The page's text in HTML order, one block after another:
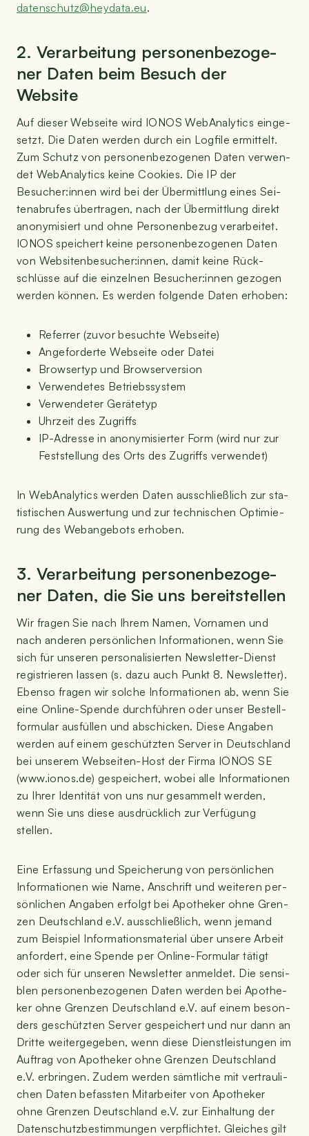
datenschutz@​heydata.​eu.
2. Ver­ar­bei­tung per­so­nen­be­zo­ge­
ner Daten beim Besuch der
Website
Auf die­ser Web­sei­te wird IONOS Web­Ana­ly­tics ein­ge­
setzt. Die Daten wer­den durch ein Log­file ermit­telt.
Zum Schutz von per­so­nen­be­zo­ge­nen Daten ver­wen­
det Web­Ana­ly­tics kei­ne Coo­kies. Die IP der
Besucher:innen wird bei der Über­mitt­lung eines Sei­
ten­ab­ru­fes über­tra­gen, nach der Über­mitt­lung direkt
anony­mi­siert und ohne Per­so­nen­be­zug ver­ar­bei­tet.
IONOS spei­chert kei­ne per­so­nen­be­zo­ge­nen Daten
von Websitenbesucher:innen, damit kei­ne Rück­
schlüs­se auf die ein­zel­nen Besucher:innen gezo­gen
wer­den kön­nen. Es wer­den fol­gen­de Daten erhoben:
Refer­rer (zuvor besuch­te Webseite)
Ange­for­der­te Web­sei­te oder Datei
Brow­ser­typ und Browserversion
Ver­wen­de­tes Betriebssystem
Ver­wen­de­ter Gerätetyp
Uhr­zeit des Zugriffs
IP-Adres­se in anony­mi­sier­ter Form (wird nur zur
Fest­stel­lung des Orts des Zugriffs verwendet)
In Web­Ana­ly­tics wer­den Daten aus­schließ­lich zur sta­
tis­ti­schen Aus­wer­tung und zur tech­ni­schen Opti­mie­
rung des Web­an­ge­bots erhoben.
3. Ver­ar­bei­tung per­so­nen­be­zo­ge­
ner Daten, die Sie uns bereitstellen
Wir fra­gen Sie nach Ihrem Namen, Vor­na­men und
nach ande­ren per­sön­li­chen Infor­ma­tio­nen, wenn Sie
sich für unse­ren per­so­na­li­sier­ten News­let­ter-Dienst
regis­trie­ren las­sen (s. dazu auch Punkt 8. News­let­ter).
Eben­so fra­gen wir sol­che Infor­ma­tio­nen ab, wenn Sie
eine Online-Spen­de durch­füh­ren oder unser Bestell­
for­mu­lar aus­fül­len und abschi­cken. Die­se Anga­ben
wer­den auf einem geschütz­ten Ser­ver in Deutsch­land
bei unse­rem Web­sei­ten-Host der Fir­ma IONOS SE
(www​.ionos​.de) gespei­chert, wobei alle Infor­ma­tio­nen
zu Ihrer Iden­ti­tät von uns nur gesam­melt wer­den,
wenn Sie uns die­se aus­drück­lich zur Ver­fü­gung
stellen.
Eine Erfas­sung und Spei­che­rung von per­sön­li­chen
Infor­ma­tio­nen wie Name, Anschrift und wei­te­ren per­
sön­li­chen Anga­ben erfolgt bei Apo­the­ker ohne Gren­
zen Deutsch­land e.V. aus­schließ­lich, wenn jemand
zum Bei­spiel Infor­ma­ti­ons­ma­te­ri­al über unse­re Arbeit
anfor­dert, eine Spen­de per Online-For­mu­lar tätigt
oder sich für unse­ren News­let­ter anmel­det. Die sen­si­
blen per­so­nen­be­zo­ge­nen Daten wer­den bei Apo­the­
ker ohne Gren­zen Deutsch­land e.V. auf einem beson­
ders geschütz­ten Ser­ver gespei­chert und nur dann an
Drit­te wei­ter­ge­ge­ben, wenn die­se Dienst­leis­tun­gen im
Auf­trag von Apo­the­ker ohne Gren­zen Deutsch­land
e.V. erbrin­gen. Zudem wer­den sämt­li­che mit ver­trau­li­
chen Daten befass­ten Mit­ar­bei­ter von Apo­the­ker
ohne Gren­zen Deutsch­land e.V. zur Ein­hal­tung der
Daten­schutz­be­stim­mun­gen ver­pflich­tet. Glei­ches gilt